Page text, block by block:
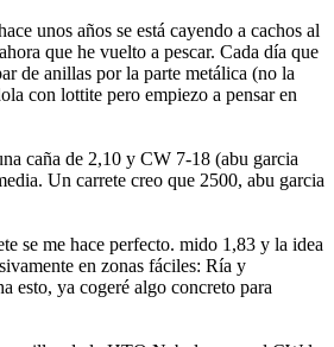
unos años se está cayendo a cachos al
que he vuelto a pescar. Cada día que
de anillas por la parte metálica (no la
con lottite pero empiezo a pensar en
caña de 2,10 y CW 7-18 (abu garcia
Un carrete creo que 2500, abu garcia
se me hace perfecto. mido 1,83 y la idea
en zonas fáciles: Ría y
esto, ya cogeré algo concreto para